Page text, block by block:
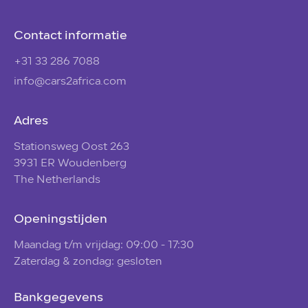
Contact informatie
+31 33 286 7088
info@cars2africa.com
Adres
Stationsweg Oost 263
3931 ER Woudenberg
The Netherlands
Openingstijden
Maandag t/m vrijdag: 09:00 - 17:30
Zaterdag & zondag: gesloten
Bankgegevens